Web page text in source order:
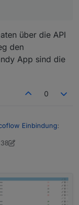
über die API
den
App sind die
0
Einbindung:
an den Weg den